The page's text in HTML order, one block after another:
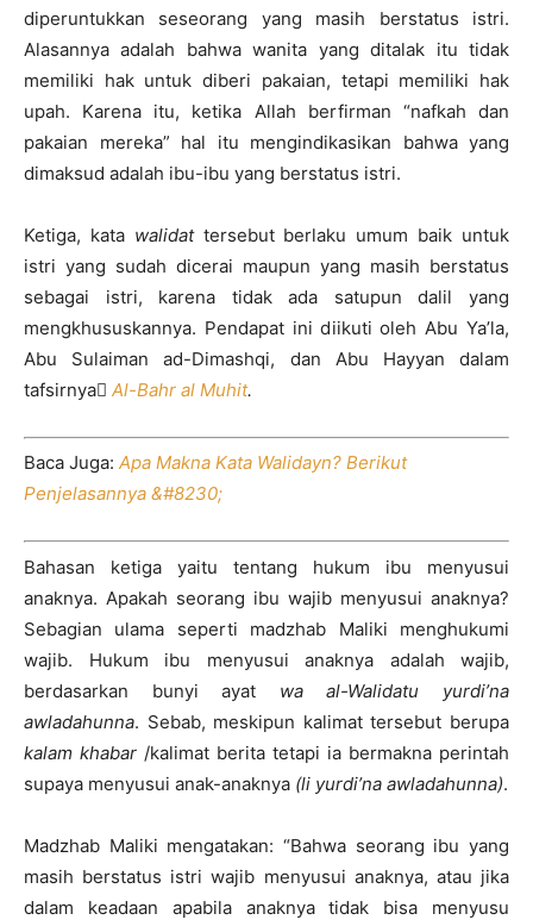
diperuntukkan seseorang yang masih berstatus istri.
Alasannya adalah bahwa wanita yang ditalak itu tidak
memiliki hak untuk diberi pakaian, tetapi memiliki hak
upah. Karena itu, ketika Allah berfirman “nafkah dan
pakaian mereka” hal itu mengindikasikan bahwa yang
dimaksud adalah ibu-ibu yang berstatus istri.
Ketiga, kata walidattersebut berlaku umum baik untuk
istri yang sudah dicerai maupun yang masih berstatus
sebagai istri, karena tidak ada satupun dalil yang
mengkhususkannya. Pendapat ini diikuti oleh Abu Ya’la,
Abu Sulaiman ad-Dimashqi, dan Abu Hayyan dalam
tafsirnya ِ Al-Bahr al Muhit.
Baca Juga: Apa Makna Kata Walidayn? Berikut
Penjelasannya &#8230;
Bahasan ketiga yaitu tentang hukum ibu menyusui
anaknya. Apakah seorang ibu wajib menyusui anaknya?
Sebagian ulama seperti madzhab Maliki menghukumi
wajib. Hukum ibu menyusui anaknya adalah wajib,
berdasarkan bunyi ayat wa al-Walidatu yurdi’na
awladahunna. Sebab, meskipun kalimat tersebut berupa
kalam khabar /kalimat berita tetapi ia bermakna perintah
supaya menyusui anak-anaknya (li yurdi’na awladahunna).
Madzhab Maliki mengatakan: “Bahwa seorang ibu yang
masih berstatus istri wajib menyusui anaknya, atau jika
dalam keadaan apabila anaknya tidak bisa menyusu